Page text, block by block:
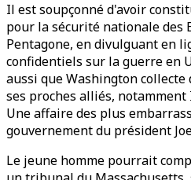
Il est soupçonné d'avoir
pour la sécurité nationale des
Pentagone, en divulguant en
confidentiels sur la guerre en
aussi que Washington
ses proches alliés, notamment
Une affaire des plus
gouvernement du président
Le jeune homme pourrait